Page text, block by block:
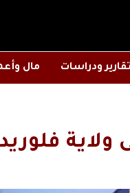
تقارير ودراسات مال